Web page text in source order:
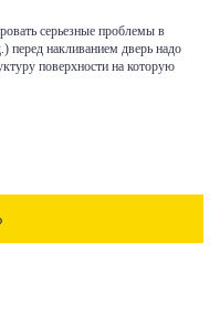
серьезные проблемы в
перед накливанием дверь надо
поверхности на которую